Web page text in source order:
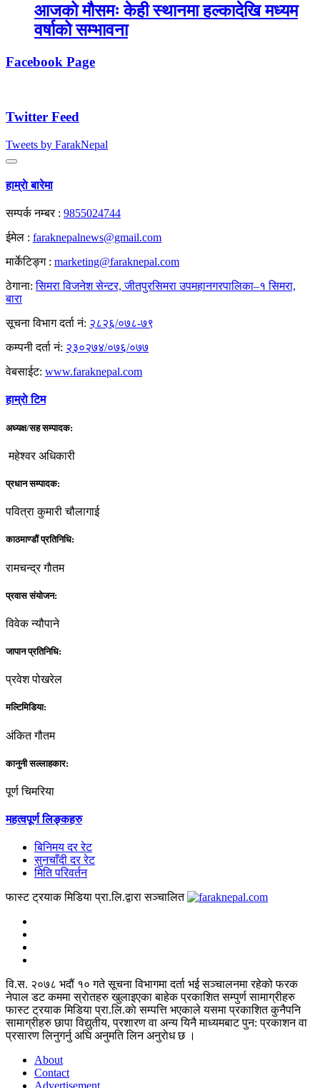
आजको मौसमः केही स्थानमा हल्कादेखि मध्यम
वर्षाको सम्भावना
Facebook Page
Twitter Feed
Tweets by FarakNepal
हाम्राे बारेमा
सम्पर्क नम्बर : 9855024744
ईमेल : faraknepalnews@gmail.com
मार्केटिङ्ग : marketing@faraknepal.com
ठेगाना:सिमरा विजनेश सेन्टर, जीतपुरसिमरा उपमहानगरपालिका–१ सिमरा,
बारा
सूचना विभाग दर्ता नं: २८२६/०७८-७९
कम्पनी दर्ता नं: २३०२७४/०७६/०७७
वेबसाईट: www.faraknepal.com
हाम्राे टिम
अध्यक्ष/सह सम्पादक:
महेश्वर अधिकारी
प्रधान सम्पादक:
पवित्रा कुमारी चौलागाई
काठमाण्डौं प्रतिनिधि:
रामचन्द्र गाैतम
प्रवास संयोजन:
विवेक न्यौपाने
जापान प्रतिनिधि:
प्रवेश पोखरेल
मल्टिमिडिया:
अंकित गौतम
कानुनी सल्लाहकार:
पूर्ण चिमरिया
महत्वपूर्ण लिङ्कहरु
बिनिमय दर रेट
सुनचाँदी दर रेट
मिति परिवर्तन
फास्ट ट्रयाक मिडिया प्रा.लि.द्वारा सञ्चालित
वि.स. २०७८ भदौं १० गते सूचना विभागमा दर्ता भई सञ्चालनमा रहेको फरक
नेपाल डट कममा स्राेतहरु खुलाइएका बाहेक प्रकाशित सम्पुर्ण सामाग्रीहरु
फास्ट ट्रयाक मिडिया प्रा.लि.काे सम्पत्ति भएकाले यसमा प्रकाशित कुनैपनि
सामाग्रीहरु छापा विद्युतीय, प्रशारण वा अन्य यिनै माध्यमबाट पुन: प्रकाशन वा
प्रसारण लिनुगर्नु अघि अनुमति लिन अनुराेध छ ।
About
Contact